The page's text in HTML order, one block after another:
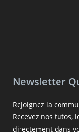
Newsletter
Rejoignez la
Recevez nos tutos,
directement dans